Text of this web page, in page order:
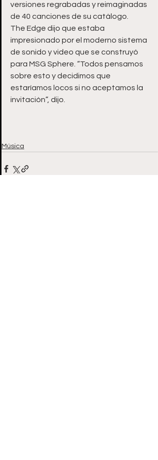
versiones regrabadas y reimaginadas
de 40 canciones de su catálogo.
The Edge dijo que estaba
impresionado por el moderno sistema
de sonido y video que se construyó
para MSG Sphere. “Todos pensamos
sobre esto y decidimos que
estaríamos locos si no aceptamos la
invitación”, dijo.
Música